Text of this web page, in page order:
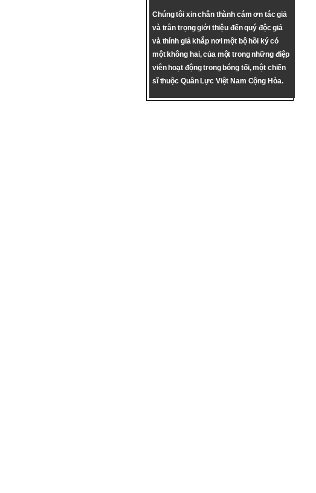
Chúng tôi xin chân thành cám ơn tác giả
và trân trọng giới thiệu đến quý độc giả
và thính giả khắp nơi một bộ hồi ký có
một không hai, của một trong những điệp
viên hoạt động trong bóng tối, một chiến
sĩ thuộc Quân Lực Việt Nam Cộng Hòa.